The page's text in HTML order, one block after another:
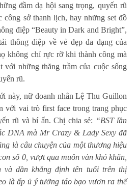
đầm dạ hội sang trọng, quyến rũ
công sở thanh lịch, hay những set đồ
điệp “Beauty in Dark and Bright”,
thông điệp về vẻ đẹp đa dạng của
không chỉ rực rỡ khi thành công mà
với những thăng trầm của cuộc sống
rũ.
này, nữ doanh nhân Lệ Thu Guillon
với vai trò first face trong trang phục
rũ và bí ẩn. Chị chia sẻ: “BST lần
DNA mà Mr Crazy & Lady Sexy đã
là câu chuyện của một thương hiệu
số 0, vượt qua muôn vàn khó khăn,
và dần khẳng định tên tuổi trên thị
là ấp ủ ý tưởng táo bạo vươn ra thế